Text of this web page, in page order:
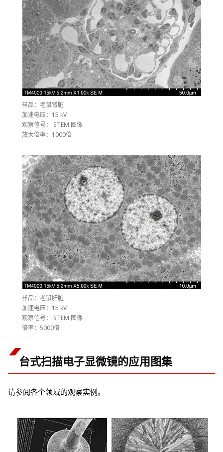
样品：老鼠肾脏
加速电压：15 kV
观察信号： STEM 图像
放大倍率：1000倍
样品：老鼠肝脏
加速电压：15 kV
观察信号： STEM 图像
倍率：5000倍
台式扫描电子显微镜的应用图集
请参阅各个领域的观察实例。